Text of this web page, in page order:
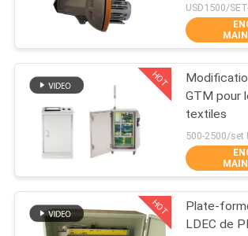
PROPOS
NOUS
VISITE
Métier à tisser
jacquard
électronique
HOT
GTM pour
textiles
500-2500/set
HOT
Plate-
LDEC de